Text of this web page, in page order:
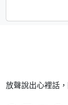
放聲說出心裡話